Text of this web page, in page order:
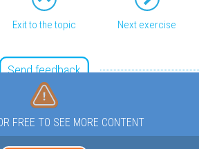
Exit to the topic Next exercise
Send feedback
FREE TO SEE MORE CONTENT